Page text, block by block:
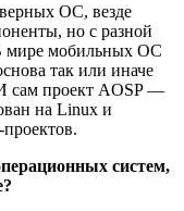
ОС, везде
но с разной
мире мобильных ОС
так или иначе
сам проект AOSP —
на Linux и
систем,